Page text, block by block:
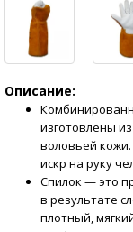
Описание:
изготовлены
воловьей
искр на руку
Спилок — это
в результате
плотный,